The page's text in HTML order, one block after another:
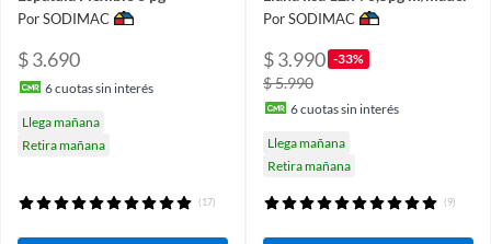
Por SODIMAC
$ 3.690
6cuotas sin interés
Llega mañana
Retira mañana
(17)
Por SODIMAC
$ 3.990 -33%
$ 5.990
6cuotas sin interés
Llega mañana
Retira mañana
(9)